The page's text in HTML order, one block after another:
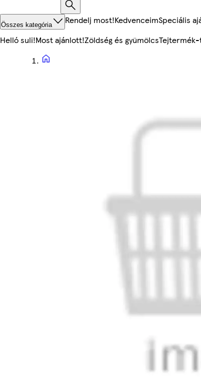
Összes kategória Rendelj most!KedvenceimSpeciális
Helló suli!Most ajánlott!Zöldség és gyümölcs